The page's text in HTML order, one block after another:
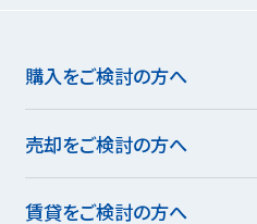
購入をご検討の方へ
売却をご検討の方へ
賃貸をご検討の方へ